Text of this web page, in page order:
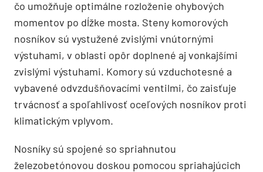
čo umožňuje optimálne rozloženie ohybových
momentov po dĺžke mosta. Steny komorových
nosníkov sú vystužené zvislými vnútornými
výstuhami, v oblasti opôr doplnené aj vonkajšími
zvislými výstuhami. Komory sú vzduchotesné a
vybavené odvzdušňovacími ventilmi, čo zaisťuje
trvácnosť a spoľahlivosť oceľových nosníkov proti
klimatickým vplyvom.
Nosníky sú spojené so spriahnutou
železobetónovou doskou pomocou spriahajúcich